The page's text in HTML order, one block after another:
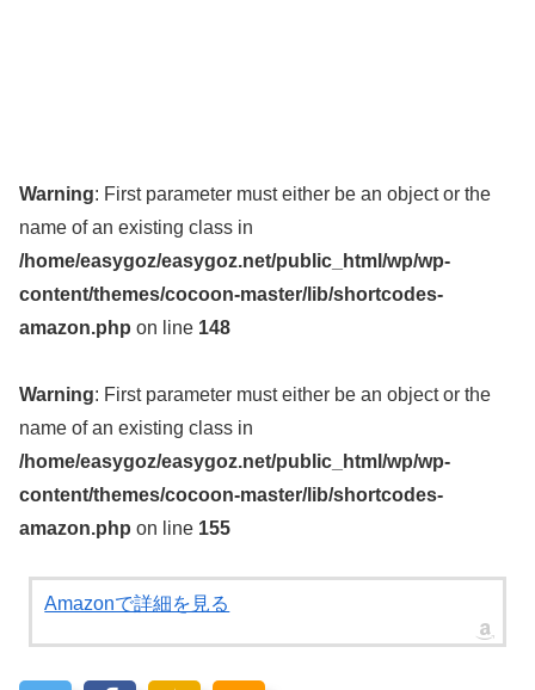
Warning: First parameter must either be an object or the
name of an existing class in
/home/easygoz/easygoz.net/public_html/wp/wp-
content/themes/cocoon-master/lib/shortcodes-
amazon.php on line 148
Warning: First parameter must either be an object or the
name of an existing class in
/home/easygoz/easygoz.net/public_html/wp/wp-
content/themes/cocoon-master/lib/shortcodes-
amazon.php on line 155
Amazonで詳細を見る